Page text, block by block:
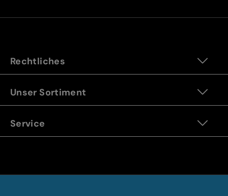
Rechtliches
Unser Sortiment
Service